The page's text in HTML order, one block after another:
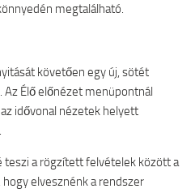
megtalálható.
követően egy új, sötét
Élő előnézet menüpontnál
idővonal nézetek helyett
teszi a rögzített felvételek között a
elvesznénk a rendszer